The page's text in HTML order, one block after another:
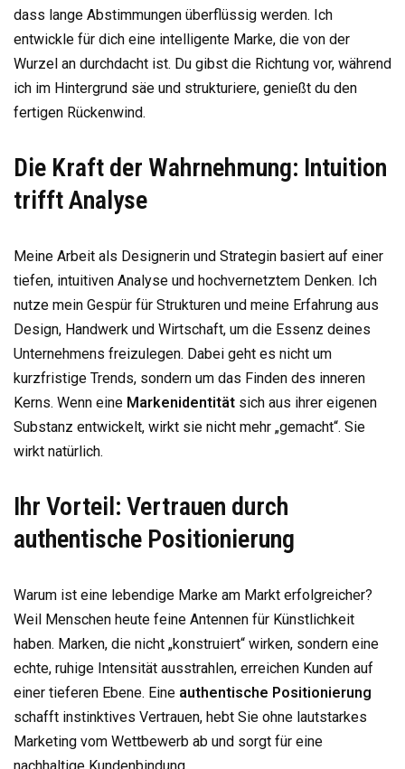
dass lange Abstimmungen überflüssig werden. Ich
entwickle für dich eine intelligente Marke, die von der
Wurzel an durchdacht ist. Du gibst die Richtung vor, während
ich im Hintergrund säe und strukturiere, genießt du den
fertigen Rückenwind.
Die Kraft der Wahrnehmung: Intuition
trifft Analyse
Meine Arbeit als Designerin und Strategin basiert auf einer
tiefen, intuitiven Analyse und hochvernetztem Denken. Ich
nutze mein Gespür für Strukturen und meine Erfahrung aus
Design, Handwerk und Wirtschaft, um die Essenz deines
Unternehmens freizulegen. Dabei geht es nicht um
kurzfristige Trends, sondern um das Finden des inneren
Kerns. Wenn eine Markenidentität sich aus ihrer eigenen
Substanz entwickelt, wirkt sie nicht mehr „gemacht“. Sie
wirkt natürlich.
Ihr Vorteil: Vertrauen durch
authentische Positionierung
Warum ist eine lebendige Marke am Markt erfolgreicher?
Weil Menschen heute feine Antennen für Künstlichkeit
haben. Marken, die nicht „konstruiert“ wirken, sondern eine
echte, ruhige Intensität ausstrahlen, erreichen Kunden auf
einer tieferen Ebene. Eine authentische Positionierung
schafft instinktives Vertrauen, hebt Sie ohne lautstarkes
Marketing vom Wettbewerb ab und sorgt für eine